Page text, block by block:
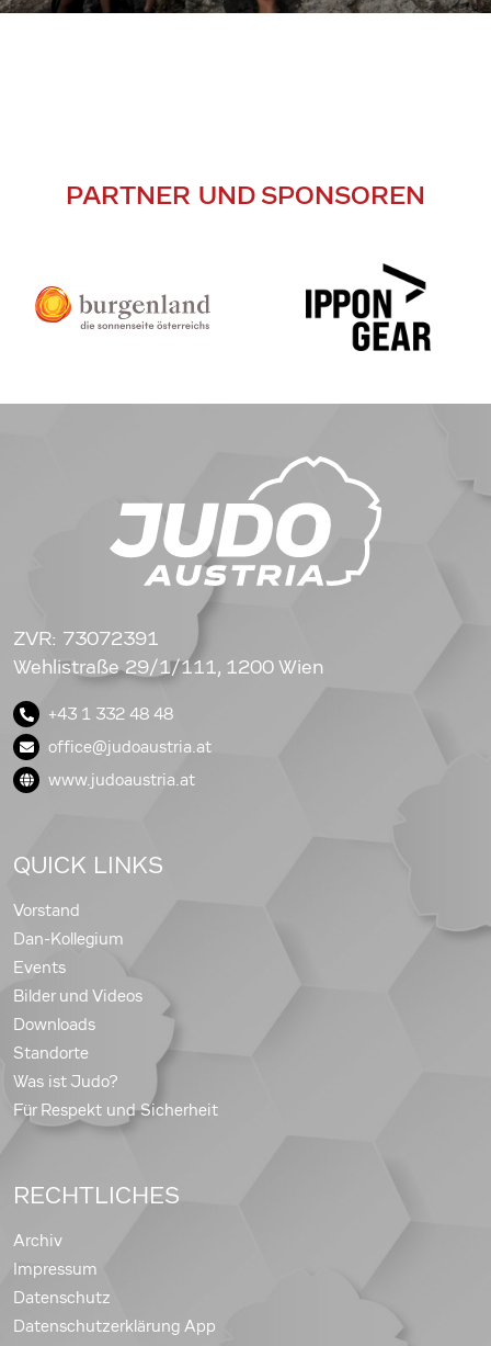
PARTNER UND SPONSOREN
ZVR: 73072391
Wehlistraße 29/1/111, 1200 Wien
+43 1 332 48 48
office@judoaustria.at
www.judoaustria.at
QUICK LINKS
Vorstand
Dan-Kollegium
Events
Bilder und Videos
Downloads
Standorte
Was ist Judo?
Für Respekt und Sicherheit
RECHTLICHES
Archiv
Impressum
Datenschutz
Datenschutzerklärung App